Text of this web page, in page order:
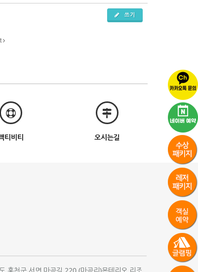
쓰기
티비티 오시는길